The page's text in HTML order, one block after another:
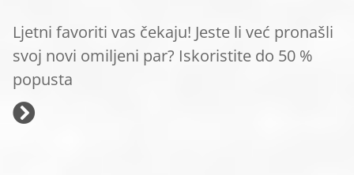
Ljetni favoriti vas čekaju! Jeste li već pronašli
svoj novi omiljeni par? Iskoristite do 50 %
popusta